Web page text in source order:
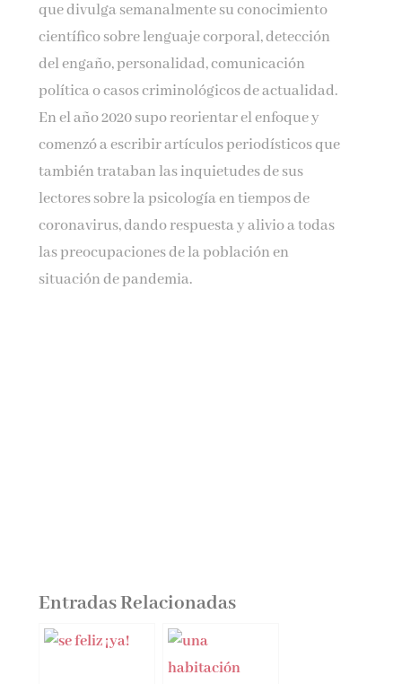
que divulga semanalmente su conocimiento
científico sobre lenguaje corporal, detección
del engaño, personalidad, comunicación
política o casos criminológicos de actualidad.
En el año 2020 supo reorientar el enfoque y
comenzó a escribir artículos periodísticos que
también trataban las inquietudes de sus
lectores sobre la psicología en tiempos de
coronavirus, dando respuesta y alivio a todas
las preocupaciones de la población en
situación de pandemia.
Entradas Relacionadas